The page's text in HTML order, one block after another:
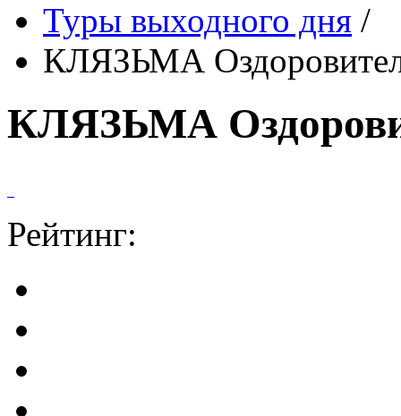
Туры выходного дня /
КЛЯЗЬМА
КЛЯЗЬМА
Рейтинг: